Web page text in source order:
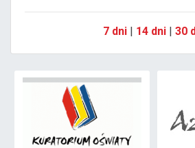
7 dni| 14 dni| 30